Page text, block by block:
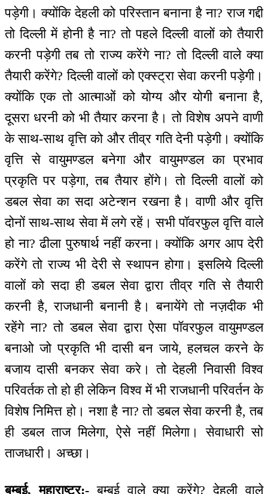
पड़ेगी। क्योंकि देहली को परिस्तान बनाना है ना? राज गद्दी
तो दिल्ली में होनी है ना? तो पहले दिल्ली वालों को तैयारी
करनी पड़ेगी तब तो राज्य करेंगे ना? तो दिल्ली वाले क्या
तैयारी करेंगे? दिल्ली वालों को एक्स्ट्रा सेवा करनी पड़ेगी।
क्योंकि एक तो आत्माओं को योग्य और योगी बनाना है,
दूसरा धरनी को भी तैयार करना है। तो विशेष अपने वाणी
के साथ-साथ वृत्ति को और तीव्र गति देनी पड़ेगी। क्योंकि
वृत्ति से वायुमण्डल बनेगा और वायुमण्डल का प्रभाव
प्रकृति पर पड़ेगा, तब तैयार होंगे। तो दिल्ली वालों को
डबल सेवा का सदा अटेन्शन रखना है। वाणी और वृत्ति
दोनों साथ-साथ सेवा में लगे रहें। सभी पॉवरफुल वृत्ति वाले
हो ना? ढीला पुरुषार्थ नहीं करना। क्योंकि अगर आप देरी
करेंगे तो राज्य भी देरी से स्थापन होगा। इसलिये दिल्ली
वालों को सदा ही डबल सेवा द्वारा तीव्र गति से तैयारी
करनी है, राजधानी बनानी है। बनायेंगे तो नज़दीक भी
रहेंगे ना? तो डबल सेवा द्वारा ऐसा पॉवरफुल वायुमण्डल
बनाओ जो प्रकृति भी दासी बन जाये, हलचल करने के
बजाय दासी बनकर सेवा करे। तो देहली निवासी विश्व
परिवर्तक तो हो ही लेकिन विश्व में भी राजधानी परिवर्तन के
विशेष निमित्त हो। नशा है ना? तो डबल सेवा करनी है, तब
ही डबल ताज मिलेगा, ऐसे नहीं मिलेगा। सेवाधारी सो
ताजधारी। अच्छा।
बम्बई, महाराष्ट्र:-बम्बई वाले क्या करेंगे? देहली वाले